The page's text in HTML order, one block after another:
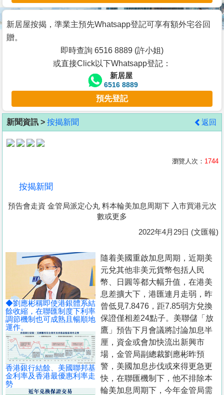
宅
谷
按
客
地
產
據
冊
關
於
我
們
新居屋按揭，準業主預先Whatsapp登記可享有額外宅谷回
贈。
即時查詢 6516 8889 (許小姐)
或直接Click以下Whatsapp登記：
新居屋
6516 8889
預先登記
新聞資訊 > 按揭新聞 返回
瀏覽人次： 1744
按揭新聞
預告會走資 金管局派定心丸 料本輪美加息周期下 入市買港元次
數或更多
2022年4月29日 (文匯報)
◆劉應彬稱即使港銀體系結
餘收縮，在聯匯制度下利率
調節機制也可成熟且暢順地
運作。
香港銀行結餘、美國聯邦基
金利率及香港最優惠利率走
勢
隨着美國重啟加息周期，近期美
元兌其他非美元貨幣包括人民
幣、日圓等都大幅升值，在港美
息差擴大下，港匯連月走弱，昨
曾低見7.8476，距7.85弱方兌換
保證僅相差24點子。美聯儲「放
鷹」預告下月會議將討論加息半
厘，資金或會加快流出新興市
場，金管局副總裁劉應彬昨預
警，美國加息步伐或來得更急更
快，在聯匯機制下，他不排除本
輪美加息周期下，今年金管局需